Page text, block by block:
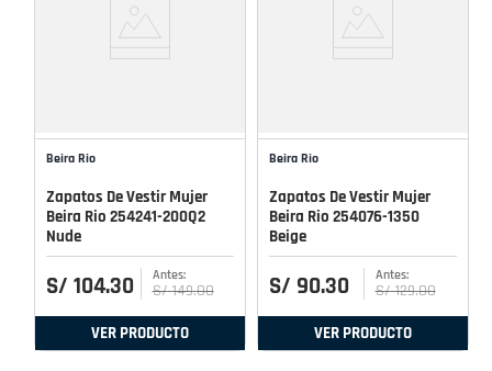
Beira Rio
Zapatos De Vestir Mujer
Beira Rio 254241-200Q2
Nude
S/ 104.30 S/ 149.00
VER PRODUCTO
Beira Rio
Zapatos De Vestir Mujer
Beira Rio 254076-1350
Beige
S/ 90.30 S/ 129.00
VER PRODUCTO